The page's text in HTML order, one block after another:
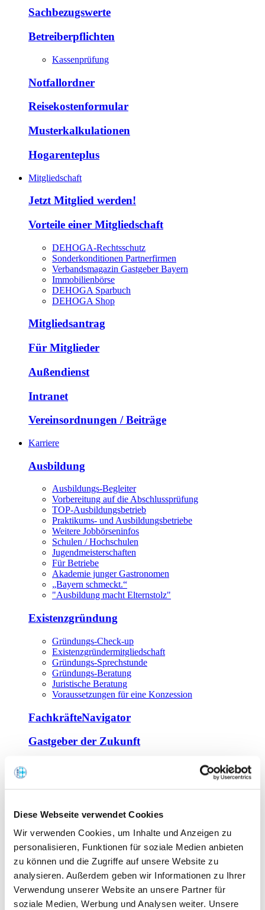
Diese Webseite verwendet Cookies
Wir verwenden Cookies, um Inhalte und Anzeigen zu
personalisieren, Funktionen für soziale Medien anbieten
zu können und die Zugriffe auf unsere Website zu
analysieren. Außerdem geben wir Informationen zu Ihrer
Verwendung unserer Website an unsere Partner für
soziale Medien, Werbung und Analysen weiter. Unsere
Sachbezugswerte
Betreiberpflichten
Kassenprüfung
Notfallordner
Reisekostenformular
Musterkalkulationen
Hogarenteplus
Mitgliedschaft
Jetzt Mitglied werden!
Vorteile einer Mitgliedschaft
DEHOGA-Rechtsschutz
Sonderkonditionen Partnerfirmen
Verbandsmagazin Gastgeber Bayern
Immobilienbörse
DEHOGA Sparbuch
DEHOGA Shop
Mitgliedsantrag
Für Mitglieder
Außendienst
Intranet
Vereinsordnungen / Beiträge
Karriere
Ausbildung
Ausbildungs-Begleiter
Vorbereitung auf die Abschlussprüfung
TOP-Ausbildungsbetrieb
Praktikums- und Ausbildungsbetriebe
Weitere Jobbörseninfos
Schulen / Hochschulen
Jugendmeisterschaften
Für Betriebe
Akademie junger Gastronomen
„Bayern schmeckt.“
"Ausbildung macht Elternstolz"
Existenzgründung
Gründungs-Check-up
Existenzgründermitgliedschaft
Gründungs-Sprechstunde
Gründungs-Beratung
Juristische Beratung
Voraussetzungen für eine Konzession
FachkräfteNavigator
Gastgeber der Zukunft
Offene Seminare
Tagen im Palais
Wirte-und Unternehmerbrief
Lernplattform BOUNTI
Partner
Branchennahe Organisationen